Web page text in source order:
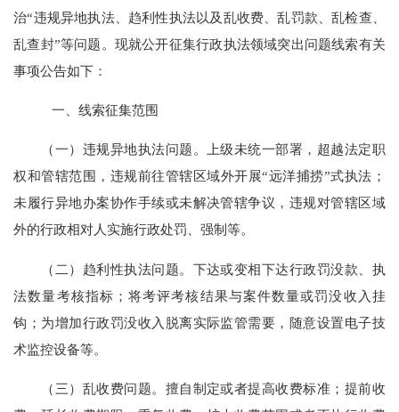
治“违规异地执法、趋利性执法以及乱收费、乱罚款、乱检查、
乱查封”等问题。现就公开征集行政执法领域突出问题线索有关
事项公告如下 ：
一、线索征集范围
（一）违规异地执法问题。上级未统一部署，超越法定职
权和管辖范围，违规前往管辖区域外开展“远洋捕捞”式执法；
未履行异地办案协作手续或未解决管辖争议，违规对管辖区域
外的行政相对人实施行政处罚、强制等。
（二）趋利性执法问题。下达或变相下达行政罚没款、执
法数量考核指标；将考评考核结果与案件数量或罚没收入挂
钩；为增加行政罚没收入脱离实际监管需要，随意设置电子技
术监控设备等。
（三）乱收费问题。擅自制定或者提高收费标准；提前收